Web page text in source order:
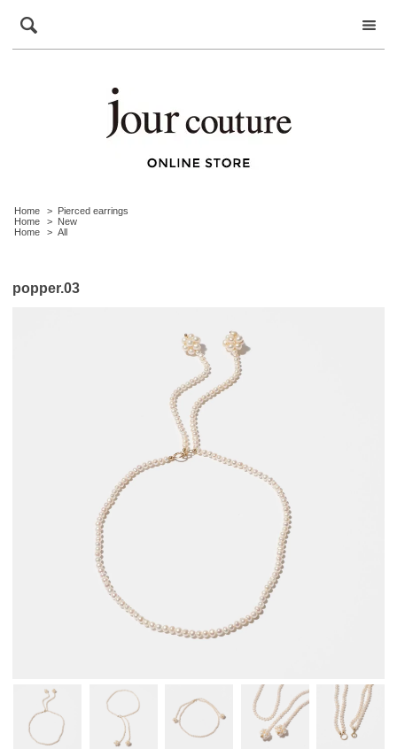
Home > Pierced earrings
Home
> New
Home
> All
popper.03